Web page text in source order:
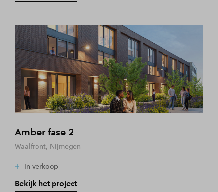
Amber fase 2
Waalfront, Nijmegen
In verkoop
Bekijk het project